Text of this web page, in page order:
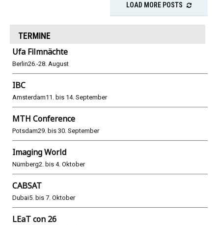
LOAD MORE POSTS
TERMINE
Ufa Filmnächte
Berlin26.-28. August
IBC
Amsterdam11. bis 14. September
MTH Conference
Potsdam29. bis 30. September
Imaging World
Nürnberg2. bis 4. Oktober
CABSAT
Dubai5. bis 7. Oktober
LEaT con 26